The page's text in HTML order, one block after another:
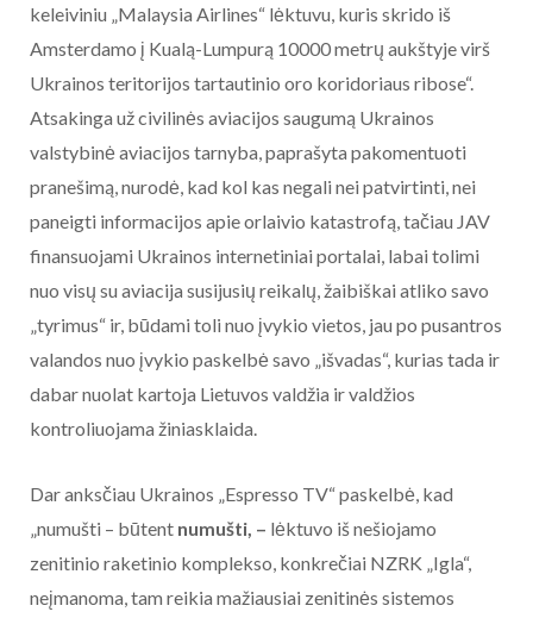
keleiviniu „Malaysia Airlines“ lėktuvu, kuris skrido iš
Amsterdamo į Kualą-Lumpurą 10000 metrų aukštyje virš
Ukrainos teritorijos tartautinio oro koridoriaus ribose“.
Atsakinga už civilinės aviacijos saugumą Ukrainos
valstybinė aviacijos tarnyba, paprašyta pakomentuoti
pranešimą, nurodė, kad kol kas negali nei patvirtinti, nei
paneigti informacijos apie orlaivio katastrofą, tačiau JAV
finansuojami Ukrainos internetiniai portalai, labai tolimi
nuo visų su aviacija susijusių reikalų, žaibiškai atliko savo
„tyrimus“ ir, būdami toli nuo įvykio vietos, jau po pusantros
valandos nuo įvykio paskelbė savo „išvadas“, kurias tada ir
dabar nuolat kartoja Lietuvos valdžia ir valdžios
kontroliuojama žiniasklaida.
Dar anksčiau Ukrainos „Espresso TV“ paskelbė, kad
„numušti – būtent numušti, – lėktuvo iš nešiojamo
zenitinio raketinio komplekso, konkrečiai NZRK „Igla“,
neįmanoma, tam reikia mažiausiai zenitinės sistemos